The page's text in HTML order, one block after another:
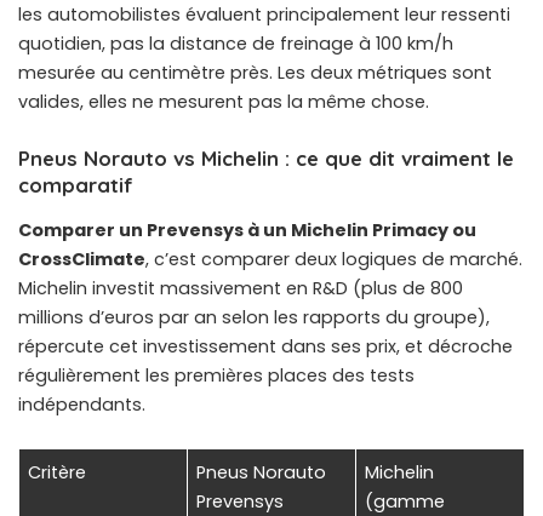
les automobilistes évaluent principalement leur ressenti
quotidien, pas la distance de freinage à 100 km/h
mesurée au centimètre près. Les deux métriques sont
valides, elles ne mesurent pas la même chose.
Pneus Norauto vs Michelin : ce que dit vraiment le
comparatif
Comparer un Prevensys à un Michelin Primacy ou
CrossClimate, c’est comparer deux logiques de marché.
Michelin investit massivement en R&D (plus de 800
millions d’euros par an selon les rapports du groupe),
répercute cet investissement dans ses prix, et décroche
régulièrement les premières places des tests
indépendants.
Critère
Pneus Norauto
Prevensys
Michelin
(gamme